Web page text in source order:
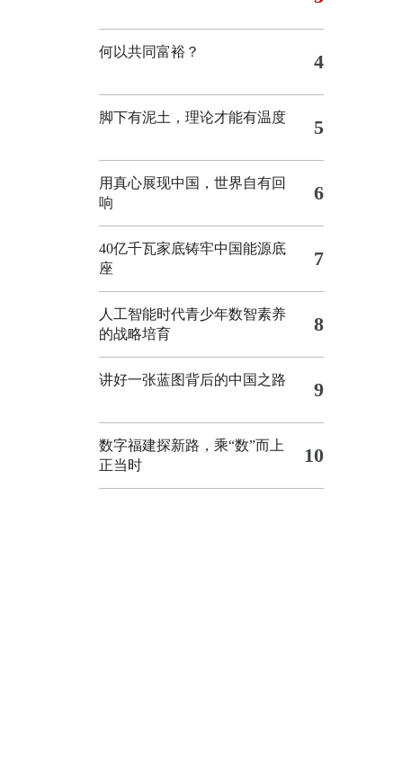
何以共同富裕？ 4
脚下有泥土，理论才能有温度 5
用真心展现中国，世界自有回
响
6
40亿千瓦家底铸牢中国能源底
座
7
人工智能时代青少年数智素养
的战略培育
8
讲好一张蓝图背后的中国之路 9
数字福建探新路，乘“数”而上
正当时
10